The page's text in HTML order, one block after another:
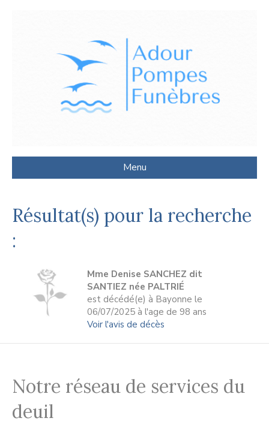
Menu
Résultat(s) pour la recherche
:
Mme Denise SANCHEZ dit
SANTIEZ née PALTRIÉ
est décédé(e) à Bayonne le
06/07/2025 à l'age de 98 ans
Voir l'avis de décès
Notre réseau de services du
deuil